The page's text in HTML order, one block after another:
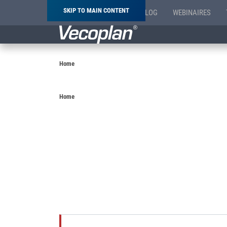
SKIP TO MAIN CONTENT BLOG WEBINAIRES
Breadcrumb
Home
Breadcrumb
Home